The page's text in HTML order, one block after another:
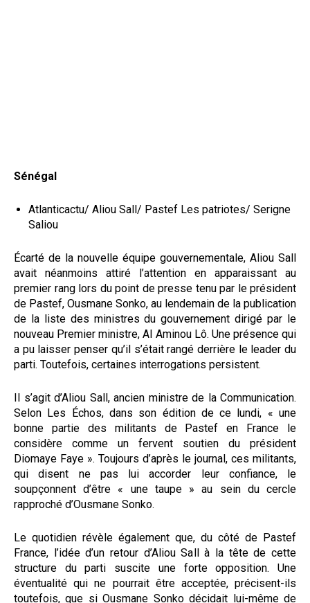
Sénégal
Atlanticactu/ Aliou Sall/ Pastef Les patriotes/ Serigne
Saliou
Écarté de la nouvelle équipe gouvernementale, Aliou Sall
avait néanmoins attiré l’attention en apparaissant au
premier rang lors du point de presse tenu par le président
de Pastef, Ousmane Sonko, au lendemain de la publication
de la liste des ministres du gouvernement dirigé par le
nouveau Premier ministre, Al Aminou Lô. Une présence qui
a pu laisser penser qu’il s’était rangé derrière le leader du
parti. Toutefois, certaines interrogations persistent.
Il s’agit d’Aliou Sall, ancien ministre de la Communication.
Selon Les Échos, dans son édition de ce lundi, « une
bonne partie des militants de Pastef en France le
considère comme un fervent soutien du président
Diomaye Faye ». Toujours d’après le journal, ces militants,
qui disent ne pas lui accorder leur confiance, le
soupçonnent d’être « une taupe » au sein du cercle
rapproché d’Ousmane Sonko.
Le quotidien révèle également que, du côté de Pastef
France, l’idée d’un retour d’Aliou Sall à la tête de cette
structure du parti suscite une forte opposition. Une
éventualité qui ne pourrait être acceptée, précisent-ils
toutefois, que si Ousmane Sonko décidait lui-même de